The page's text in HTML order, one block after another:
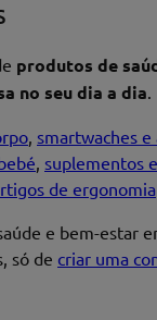
produtos de
no seu dia a dia.
, smartwaches
, suplementos
de ergonomia
e bem-estar
só de criar uma